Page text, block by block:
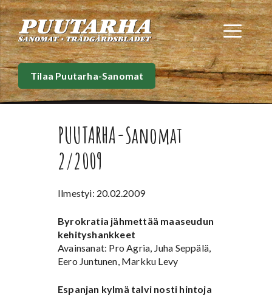
Siirry
sisältöön
Tilaa Puutarha-Sanomat
PUUTARHA-Sanomat
2/2009
Ilmestyi: 20.02.2009
Byrokratia jähmettää maaseudun
kehityshankkeet
Avainsanat: Pro Agria, Juha Seppälä,
Eero Juntunen, Markku Levy
Espanjan kylmä talvi nosti hintoja